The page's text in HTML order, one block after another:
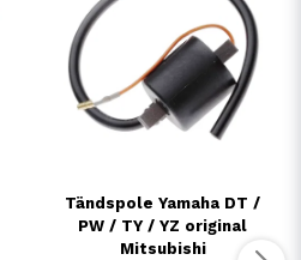
Tändspole Yamaha DT /
PW / TY / YZ original
Mitsubishi